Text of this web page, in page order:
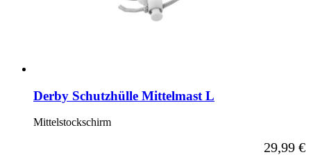
Derby Schutzhülle Mittelmast L
Mittelstockschirm
29,99 €